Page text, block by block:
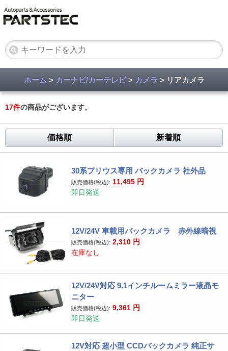
ホーム > カーナビ/カーテレビ> カメラ > リアカメラ
17件の商品がございます。
価格順 新着順
30系プリウス専用 バックカメラ 社外品
販売価格(税込): 11,495 円
即日発送
12V/24V 車載用バックカメラ 赤外線暗視
販売価格(税込): 2,310 円
在庫なし
12V/24V対応 9.1インチルームミラー液晶モ
ニター
販売価格(税込): 9,361 円
即日発送
12V対応 超小型 CCDバックカメラ 純正サ